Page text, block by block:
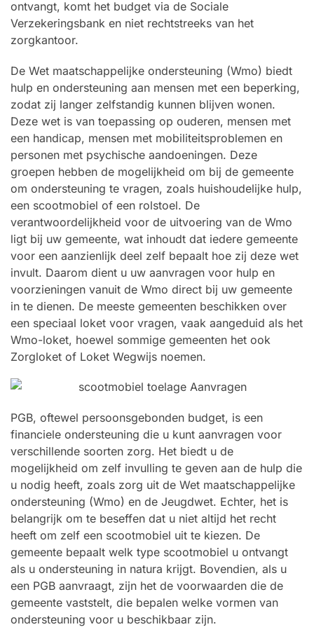
ontvangt, komt het budget via de Sociale
Verzekeringsbank en niet rechtstreeks van het
zorgkantoor.
De Wet maatschappelijke ondersteuning (Wmo) biedt
hulp en ondersteuning aan mensen met een beperking,
zodat zij langer zelfstandig kunnen blijven wonen.
Deze wet is van toepassing op ouderen, mensen met
een handicap, mensen met mobiliteitsproblemen en
personen met psychische aandoeningen. Deze
groepen hebben de mogelijkheid om bij de gemeente
om ondersteuning te vragen, zoals huishoudelijke hulp,
een scootmobiel of een rolstoel. De
verantwoordelijkheid voor de uitvoering van de Wmo
ligt bij uw gemeente, wat inhoudt dat iedere gemeente
voor een aanzienlijk deel zelf bepaalt hoe zij deze wet
invult. Daarom dient u uw aanvragen voor hulp en
voorzieningen vanuit de Wmo direct bij uw gemeente
in te dienen. De meeste gemeenten beschikken over
een speciaal loket voor vragen, vaak aangeduid als het
Wmo-loket, hoewel sommige gemeenten het ook
Zorgloket of Loket Wegwijs noemen.
PGB, oftewel persoonsgebonden budget, is een
financiele ondersteuning die u kunt aanvragen voor
verschillende soorten zorg. Het biedt u de
mogelijkheid om zelf invulling te geven aan de hulp die
u nodig heeft, zoals zorg uit de Wet maatschappelijke
ondersteuning (Wmo) en de Jeugdwet. Echter, het is
belangrijk om te beseffen dat u niet altijd het recht
heeft om zelf een scootmobiel uit te kiezen. De
gemeente bepaalt welk type scootmobiel u ontvangt
als u ondersteuning in natura krijgt. Bovendien, als u
een PGB aanvraagt, zijn het de voorwaarden die de
gemeente vaststelt, die bepalen welke vormen van
ondersteuning voor u beschikbaar zijn.